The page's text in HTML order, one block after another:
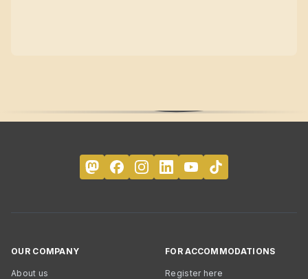
OUR COMPANY
About us
FOR ACCOMMODATIONS
Register here